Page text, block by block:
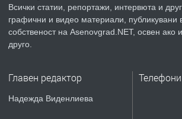
ПРЕДЛАГА
Давам
Всички статии, репортажи, интервюта и
графични и видео материали, публикувани
собственост на Asenovgrad.NET, освен ако
друго.
Главен редактор
Надежда Виденлиева
Телефони